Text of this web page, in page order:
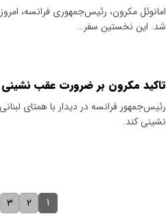
شد. این نخستین سفر…
تاکید مکرون بر ضرورت عقب نشینی
رئیس‌جمهور فرانسه در دیدار با همتای
نشینی کند.
۱ ۲ ۳